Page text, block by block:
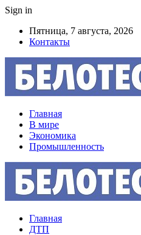
Sign in
Пятница, 7 августа, 2026
Контакты
Главная
В мире
Экономика
Промышленность
Главная
ДТП